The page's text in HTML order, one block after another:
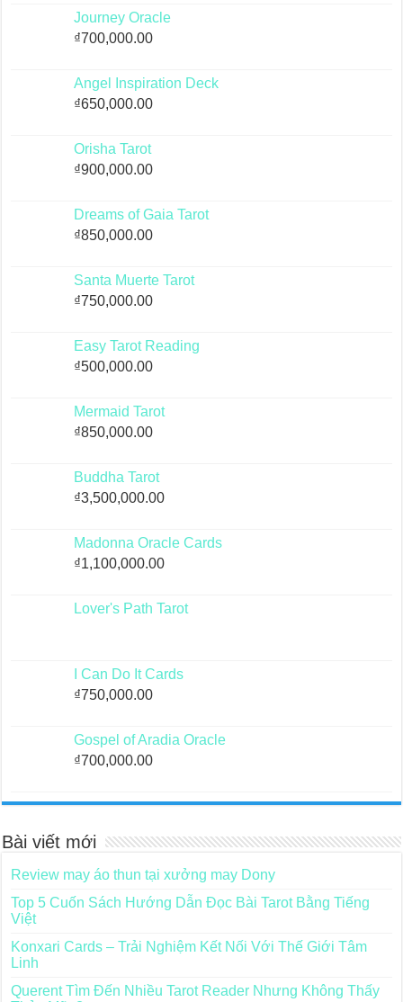
Journey Oracle
₫700,000.00
Angel Inspiration Deck
₫650,000.00
Orisha Tarot
₫900,000.00
Dreams of Gaia Tarot
₫850,000.00
Santa Muerte Tarot
₫750,000.00
Easy Tarot Reading
₫500,000.00
Mermaid Tarot
₫850,000.00
Buddha Tarot
₫3,500,000.00
Madonna Oracle Cards
₫1,100,000.00
Lover's Path Tarot
I Can Do It Cards
₫750,000.00
Gospel of Aradia Oracle
₫700,000.00
Bài viết mới
Review may áo thun tại xưởng may Dony
Top 5 Cuốn Sách Hướng Dẫn Đọc Bài Tarot Bằng Tiếng
Việt
Konxari Cards – Trải Nghiệm Kết Nối Với Thế Giới Tâm
Linh
Querent Tìm Đến Nhiều Tarot Reader Nhưng Không Thấy